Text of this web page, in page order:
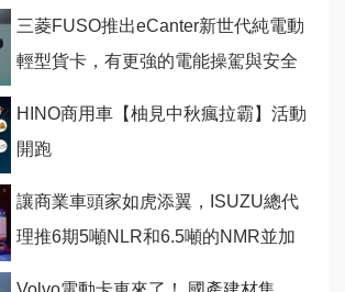
三菱FUSO推出eCanter新世代純電動
輕型貨卡，有更強的電能操駕與安全
HINO商用車【柚見中秋瘋拉霸】活動
開跑
讓商業車頭家如虎添翼，ISUZU總代
理推6期5噸NLR和6.5噸的NMR並加